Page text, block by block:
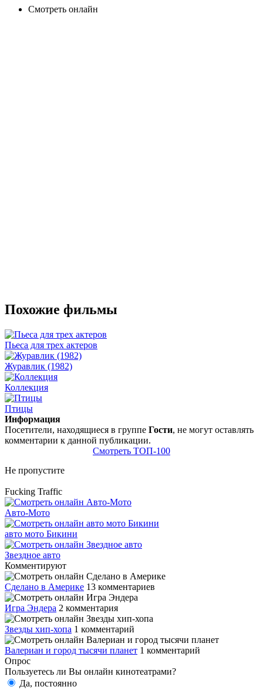
Смотреть онлайн
Похожие фильмы
Пьеса для трех актеров
Журавлик (1982)
Коллекция
Птицы
Информация
Посетители, находящиеся в группе Гости, не могут оставлять
комментарии к данной публикации.
Смотреть ТОП-100
Не пропустите
Fucking Traffic
Авто-Мото
авто мото Бикини
Звездное авто
Комментируют
Сделано в Америке 13 комментариев
Игра Эндера 2 комментария
Звезды хип-хопа 1 комментарий
Валериан и город тысячи планет 1 комментарий
Опрос
Пользуетесь ли Вы онлайн кинотеатрами?
Да, постоянно